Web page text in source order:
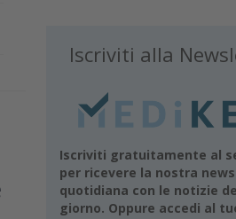
Iscriviti alla
Iscriviti gratuitamente al
per ricevere la nostra
quotidiana con le notizie
giorno. Oppure accedi al